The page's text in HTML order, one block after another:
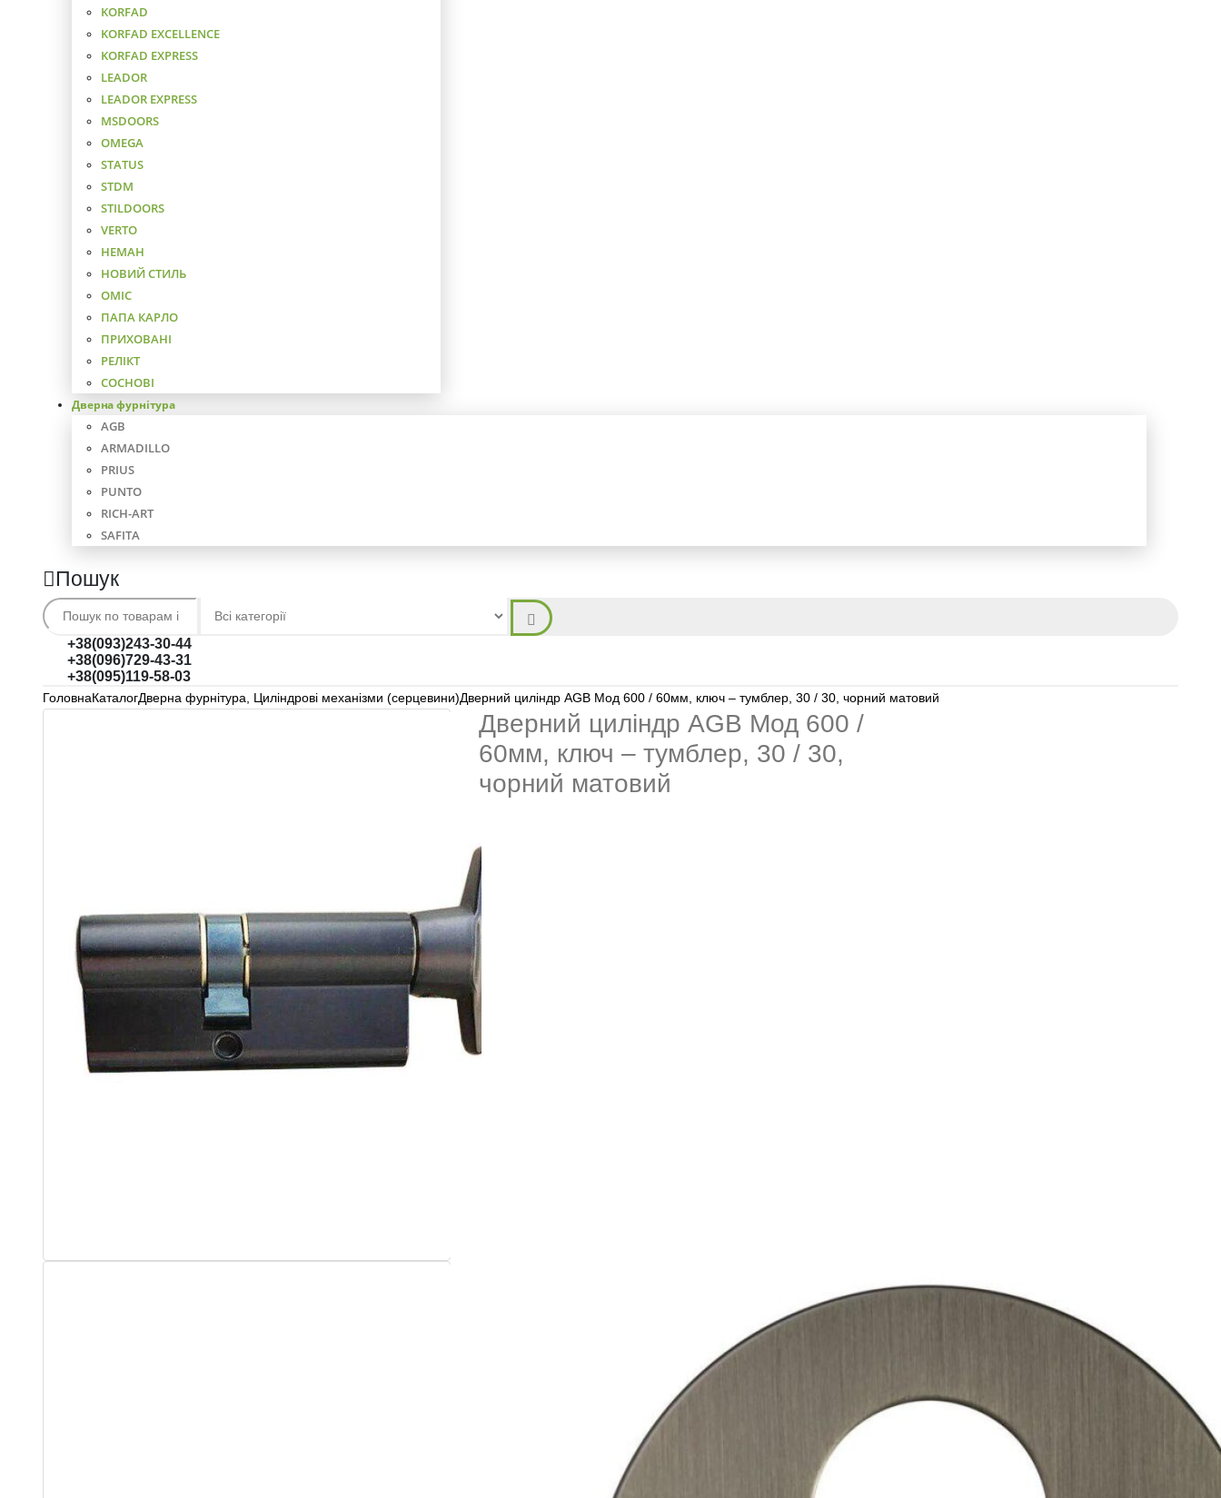
KORFAD
KORFAD EXCELLENCE
KORFAD EXPRESS
LEADOR
LEADOR EXPRESS
MSDOORS
OMEGA
STATUS
STDM
STILDOORS
VERTO
НЕМАН
НОВИЙ СТИЛЬ
ОМІС
ПАПА КАРЛО
ПРИХОВАНІ
РЕЛІКТ
СОСНОВІ
Дверна фурнітура
AGB
ARMADILLO
PRIUS
PUNTO
RICH-ART
SAFITA
Пошук
+38(093)243-30-44
+38(096)729-43-31
+38(095)119-58-03
ГоловнаКаталогДверна фурнітура Циліндрові механізми (серцевини)Дверний циліндр AGB Мод 600 / 60мм, ключ – тумблер, 30 / 30, чорний матовий
Дверний циліндр AGB Мод 600 /
60мм, ключ – тумблер, 30 / 30,
чорний матовий